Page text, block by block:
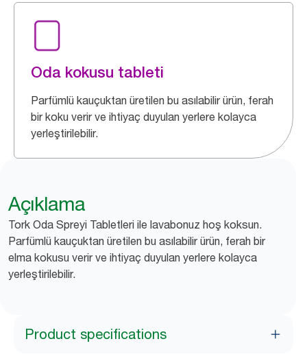
Oda kokusu tableti
Parfümlü kauçuktan üretilen bu asılabilir ürün, ferah
bir koku verir ve ihtiyaç duyulan yerlere kolayca
yerleştirilebilir.
Açıklama
Tork Oda Spreyi Tabletleri ile lavabonuz hoş koksun.
Parfümlü kauçuktan üretilen bu asılabilir ürün, ferah bir
elma kokusu verir ve ihtiyaç duyulan yerlere kolayca
yerleştirilebilir.
Product specifications